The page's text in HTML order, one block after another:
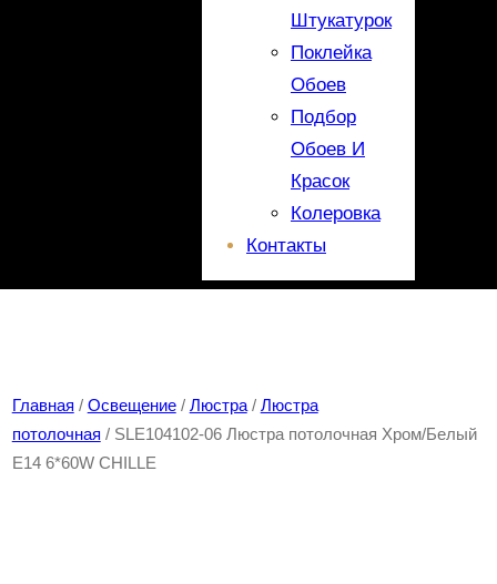
Штукатурок
Поклейка
Обоев
Подбор
Обоев И
Красок
Колеровка
Контакты
Главная / Освещение/ Люстра/ Люстра
потолочная / SLE104102-06 Люстра потолочная Хром/Белый
E14 6*60W CHILLE